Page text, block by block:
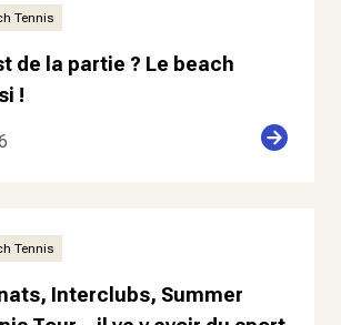
Tennis
de la partie ? Le beach
!
Tennis
Interclubs, Summer